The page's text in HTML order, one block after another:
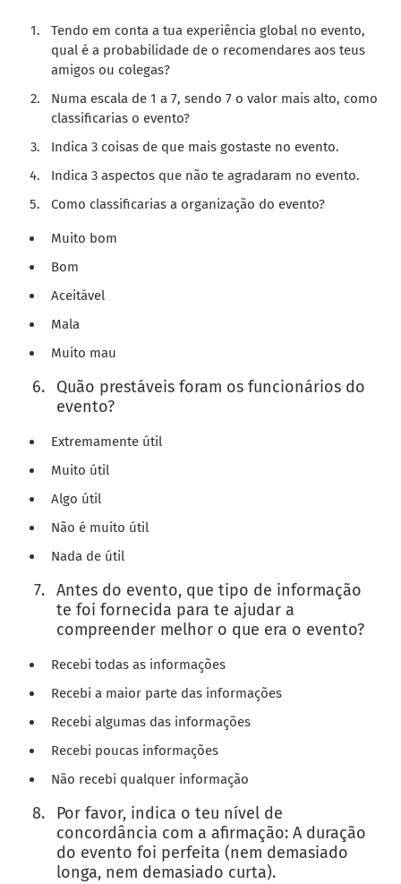
Tendo em conta a tua experiência global no evento,
qual é a probabilidade de o recomendares aos teus
amigos ou colegas?
Numa escala de 1 a 7, sendo 7 o valor mais alto, como
classificarias o evento?
Indica 3 coisas de que mais gostaste no evento.
Indica 3 aspectos que não te agradaram no evento.
Como classificarias a organização do evento?
Muito bom
Bom
Aceitável
Mala
Muito mau
Quão prestáveis foram os funcionários do
evento?
Extremamente útil
Muito útil
Algo útil
Não é muito útil
Nada de útil
Antes do evento, que tipo de informação
te foi fornecida para te ajudar a
compreender melhor o que era o evento?
Recebi todas as informações
Recebi a maior parte das informações
Recebi algumas das informações
Recebi poucas informações
Não recebi qualquer informação
Por favor, indica o teu nível de
concordância com a afirmação: A duração
do evento foi perfeita (nem demasiado
longa, nem demasiado curta).